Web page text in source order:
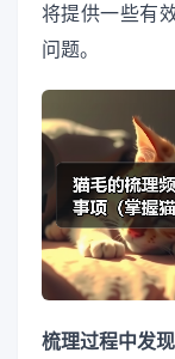
将提供一些有
问题。
梳理过程中发